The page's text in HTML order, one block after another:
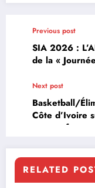
Previous post
SIA 2026 :
de la «
Next post
Basketball/
Côte d’Ivoire
un sans-faute
RELATED